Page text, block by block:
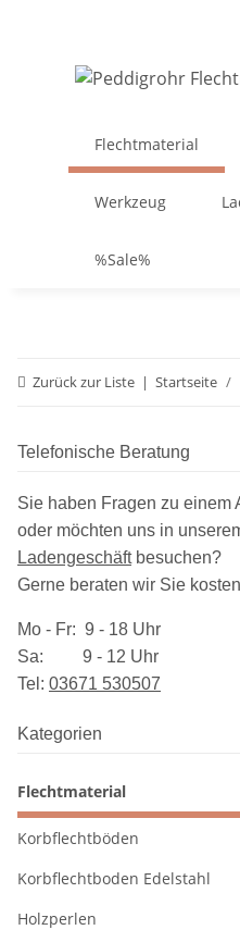
Flechtmaterial
Werkzeug
%Sale%
Zurück zur Liste Startseite
Telefonische Beratung
Sie haben Fragen zu einem
oder möchten uns in
Ladengeschäftbesuchen?
Gerne beraten wir Sie
Mo - Fr: 9 - 18 Uhr
Sa: 9 - 12 Uhr
Tel: 03​671 530507
Kategorien
Flechtmaterial
Korbflechtböden
Korbflechtboden Edelstahl
Holzperlen